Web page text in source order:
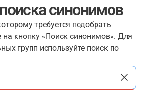
синонимов
требуется подобрать
на кнопку «Поиск синонимов». Для
групп используйте поиск по